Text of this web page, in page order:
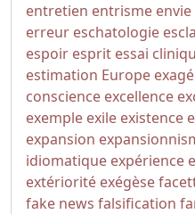
entretien entrisme envie
erreur eschatologie
espoir esprit essai
estimation Europe
conscience excellence
exemple exile existence
expansion
idiomatique expérience
extériorité exégèse
fake news falsification